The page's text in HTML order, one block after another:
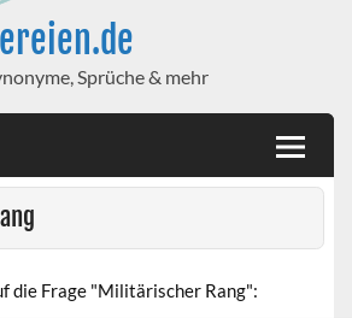
Sprüche & mehr
die Frage "Militärischer Rang":